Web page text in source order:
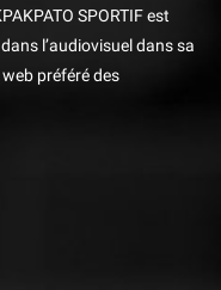
SPORTIF est
l’audiovisuel dans sa
web préféré des